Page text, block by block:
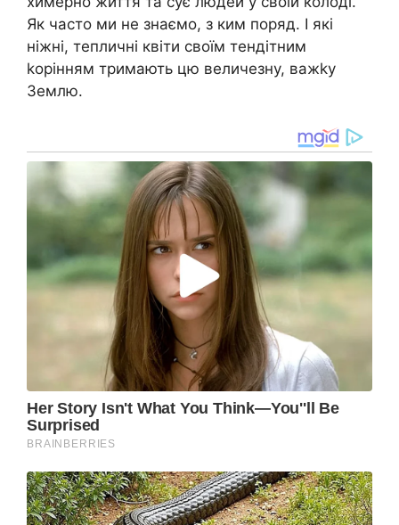
Як часто ми не знаємо, з ким поряд. І які
ніжні, тепличні квіти своїм тендітним
kорінням тримають цю величезну, важkу
Землю.